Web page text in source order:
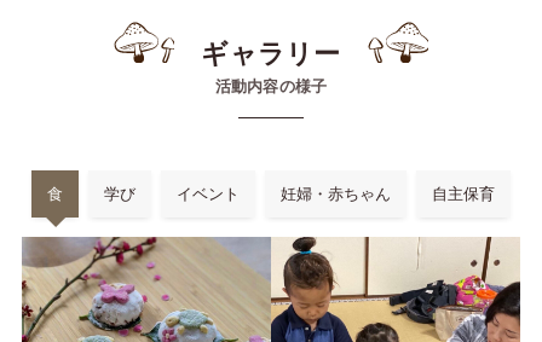
ギャラリー
活動内容の様子
食 学び イベント 妊婦・赤ちゃん 自主保育